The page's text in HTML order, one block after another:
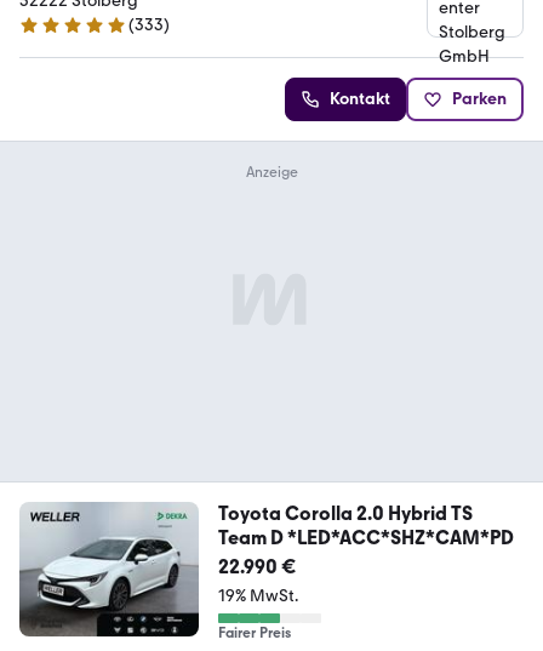
4.9 Sterne
(333)
Kontakt Parken
Toyota Corolla 2.0 Hybrid TS
Team D *LED*ACC*SHZ*CAM*PD
22.990 €
19% MwSt.
Fairer Preis